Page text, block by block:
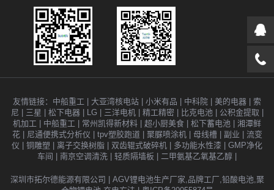
友情链接： 中船重工 大亚湾核电站 小米有品 中科院 美的电器
索
尼
三星 松下电器| LG 三洋电机| 精工精密 比克电池| 公积金提取
机加工
中船重工 常州凯得新材料 超小厨美食 松下蓄电池
湘潭鲜
花| 尼通便携式分析仪 tpv塑胶跑道| 聚脲喷涂机| 母线槽| 副业
流变
仪
铜雕塑 离子交换树脂 双齿辊式破碎机 多功能水性漆
GMP净化
车间
南京空调清洗 轻质隔墙板 二甲氨基乙氧基乙醇
深圳市拓尔德能源有限公司 | AGV锂电池生产厂家,品牌工厂,铅酸电池,聚